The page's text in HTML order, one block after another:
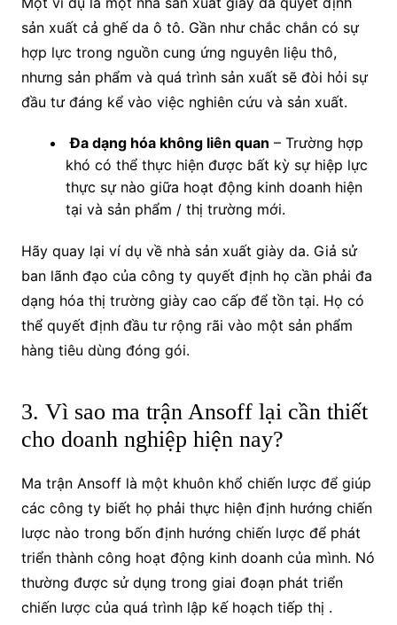
sản xuất cả ghế da ô tô. Gần như chắc chắn có sự
hợp lực trong nguồn cung ứng nguyên liệu thô,
nhưng sản phẩm và quá trình sản xuất sẽ đòi hỏi sự
đầu tư đáng kể vào việc nghiên cứu và sản xuất.
Đa dạng hóa không liên quan – Trường hợp
khó có thể thực hiện được bất kỳ sự hiệp lực
thực sự nào giữa hoạt động kinh doanh hiện
tại và sản phẩm / thị trường mới.
Hãy quay lại ví dụ về nhà sản xuất giày da. Giả sử
ban lãnh đạo của công ty quyết định họ cần phải đa
dạng hóa thị trường giày cao cấp để tồn tại. Họ có
thể quyết định đầu tư rộng rãi vào một sản phẩm
hàng tiêu dùng đóng gói.
3. Vì sao ma trận Ansoff lại cần thiết
cho doanh nghiệp hiện nay?
Ma trận Ansoff là một khuôn khổ chiến lược để giúp
các công ty biết họ phải thực hiện định hướng chiến
lược nào trong bốn định hướng chiến lược để phát
triển thành công hoạt động kinh doanh của mình. Nó
thường được sử dụng trong giai đoạn phát triển
chiến lược của quá trình lập kế hoạch tiếp thị .